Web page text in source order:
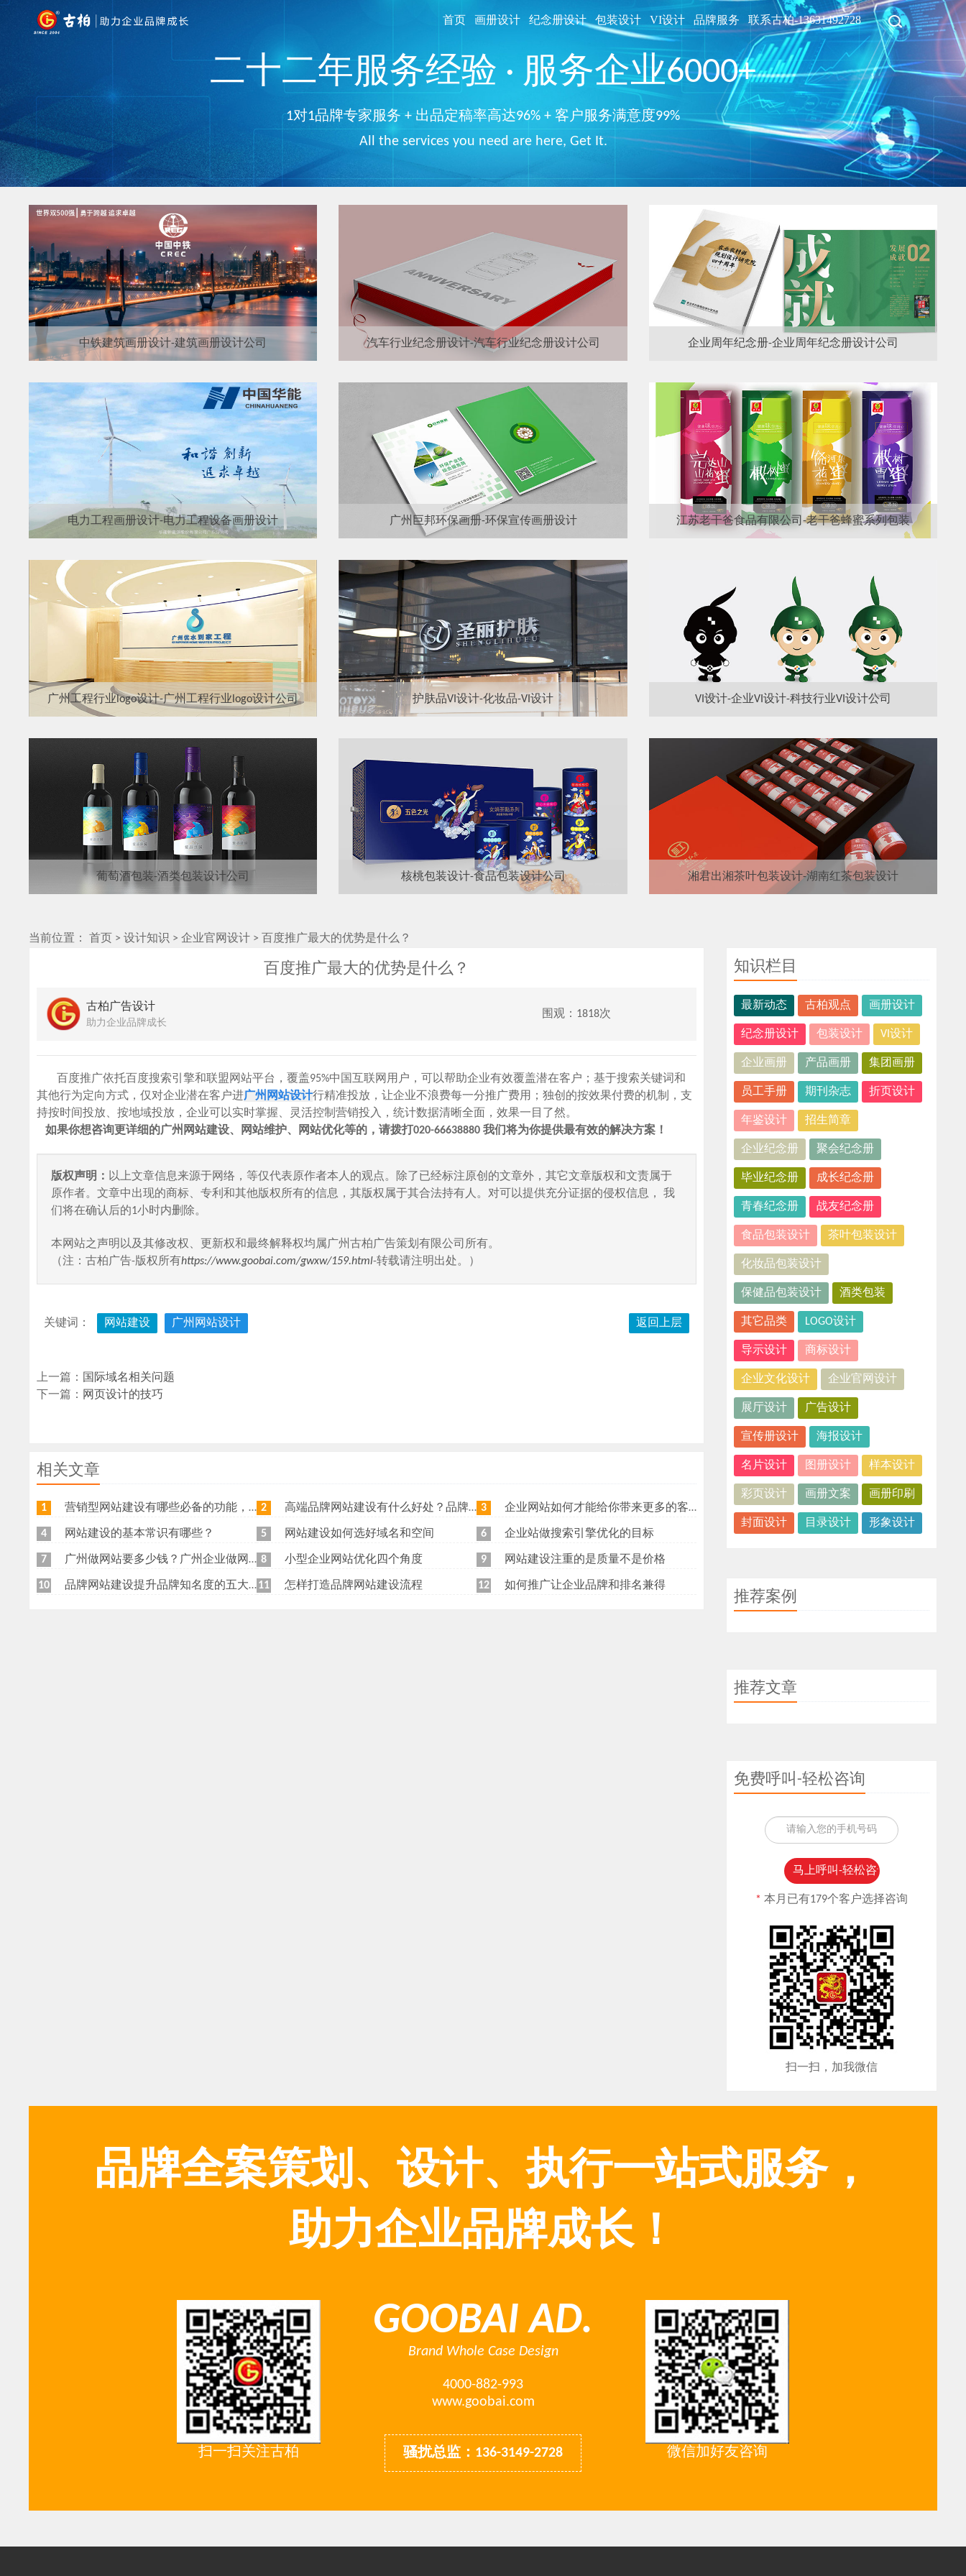
首页 画册设计 纪念册设计 包装设计 VI设计 品牌服务 联系古柏-13631492728
二十二年服务经验 · 服务企业6000+
1对1品牌专家服务 + 出品定稿率高达96% + 客户服务满意度99%
All the services you need are here, Get It.
中铁建筑画册设计-建筑画册设计公司 汽车行业纪念册设计-汽车行业纪念册设计公司 企业周年纪念册-企业周年纪念册设计公司
电力工程画册设计-电力工程设备画册设计 广州巨邦环保画册-环保宣传画册设计 江苏老干爸食品有限公司-老干爸蜂蜜系列包装
广州工程行业logo设计-广州工程行业logo设计公司 护肤品VI设计-化妆品-VI设计 VI设计-企业VI设计-科技行业VI设计公司
葡萄酒包装-酒类包装设计公司 核桃包装设计-食品包装设计公司 湘君出湘茶叶包装设计-湖南红茶包装设计
当前位置： 首页 >设计知识 >企业官网设计 > 百度推广最大的优势是什么？
百度推广最大的优势是什么？
古柏广告设计
助力企业品牌成长
围观：1818次
百度推广依托百度搜索引擎和联盟网站平台，覆盖95%中国互联网用户，可以帮助企业有效覆盖潜在客户；基于搜索关键词和
其他行为定向方式，仅对企业潜在客户进广州网站设计行精准投放，让企业不浪费每一分推广费用；独创的按效果付费的机制，支
持按时间投放、按地域投放，企业可以实时掌握、灵活控制营销投入，统计数据清晰全面，效果一目了然。
如果你想咨询更详细的广州网站建设、网站维护、网站优化等的，请拨打020-66638880 我们将为你提供最有效的解决方案！
版权声明： 以上文章信息来源于网络，等仅代表原作者本人的观点。除了已经标注原创的文章外，其它文章版权和文责属于
原作者。文章中出现的商标、专利和其他版权所有的信息，其版权属于其合法持有人。对可以提供充分证据的侵权信息， 我
们将在确认后的1小时内删除。
本网站之声明以及其修改权、更新权和最终解释权均属广州古柏广告策划有限公司所有。
（注：古柏广告-版权所有https://www.goobai.com/gwxw/159.html-转载请注明出处。）
关键词： 网站建设 广州网站设计 返回上层
上一篇：
国际域名相关问题
下一篇： 网页设计的技巧
相关文章
1 营销型网站建设有哪些必备的功能，我特意整理了一下，共享给各位 2 高端品牌网站建设有什么好处？品牌网站日常维护工作有哪些？ 3 企业网站如何才能给你带来更多的客户？
4 网站建设的基本常识有哪些？ 5 网站建设如何选好域名和空间 6 企业站做搜索引擎优化的目标
7 广州做网站要多少钱？广州企业做网站要找谁？ 8 小型企业网站优化四个角度 9 网站建设注重的是质量不是价格
10 品牌网站建设提升品牌知名度的五大原则 11 怎样打造品牌网站建设流程 12 如何推广让企业品牌和排名兼得
知识栏目
最新动态 古柏观点 画册设计
纪念册设计 包装设计 VI设计
企业画册 产品画册 集团画册
员工手册 期刊杂志 折页设计
年鉴设计 招生简章
企业纪念册 聚会纪念册
毕业纪念册 成长纪念册
青春纪念册 战友纪念册
食品包装设计 茶叶包装设计
化妆品包装设计
保健品包装设计 酒类包装
其它品类 LOGO设计
导示设计 商标设计
企业文化设计 企业官网设计
展厅设计 广告设计
宣传册设计 海报设计
名片设计 图册设计 样本设计
彩页设计 画册文案 画册印刷
封面设计 目录设计 形象设计
推荐案例
推荐文章
免费呼叫-轻松咨询
*本月已有179个客户选择咨询
扫一扫，加我微信
品牌全案策划、设计、执行一站式服务，
助力企业品牌成长！
扫一扫关注古柏
GOOBAI AD.
Brand Whole Case Design
4000-882-993
www.goobai.com
骚扰总监：136-3149-2728 微信加好友咨询